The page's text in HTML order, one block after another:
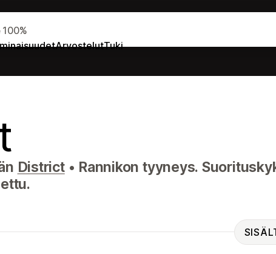
ArvostelutTuki
100%
District • Rannikon tyyneys.